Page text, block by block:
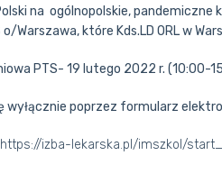
na ogólnopolskie, pandemiczne
Warszawa, które Kds.LD ORL w
PTS- 19 lutego 2022 r. (10:00-
wyłącznie poprzez formularz
https://izba-lekarska.pl/imszkol/